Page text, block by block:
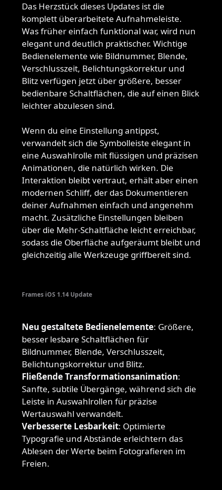
Das Herzstück dieses Updates ist die
komplett überarbeitete Aufnahmeleiste.
Was früher einfach funktional war, wird nun
elegant und deutlich praktischer. Wichtige
Bedienelemente wie Bildnummer, Blende,
Verschlusszeit, Belichtungskorrektur und
Blitz verfügen jetzt über größere, besser
bedienbare Schaltflächen, die auf einen Blick
leichter abzulesen sind.
Wenn du eine Einstellung antippst,
verwandelt sich die Symbolleiste elegant in
eine Auswahlrolle mit flüssigen und präzisen
Animationen, die natürlich wirken. Die
Interaktion bleibt vertraut, erhält aber einen
modernen Schliff, der das Dokumentieren
deiner Aufnahmen einfach und angenehm
macht. Zusätzliche Einstellungen bleiben
über die Mehr-Schaltfläche leicht erreichbar,
sodass die Oberfläche aufgeräumt bleibt und
gleichzeitig alle Werkzeuge griffbereit sind.
Frames iOS 1.14 Update
Neu gestaltete Bedienelemente: Größere,
besser lesbare Schaltflächen für
Bildnummer, Blende, Verschlusszeit,
Belichtungskorrektur und Blitz.
Fließende Transformationsanimation:
Sanfte, subtile Übergänge, während sich die
Leiste in Auswahlrollen für präzise
Wertauswahl verwandelt.
Verbesserte Lesbarkeit: Optimierte
Typografie und Abstände erleichtern das
Ablesen der Werte beim Fotografieren im
Freien.